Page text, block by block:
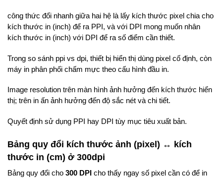
công thức đổi nhanh giữa hai hệ là lấy kích thước pixel chia cho
kích thước in (inch) để ra PPI, và với DPI mong muốn nhân
kích thước in (inch) với DPI để ra số điểm cần thiết.
Trong so sánh ppi vs dpi, thiết bị hiển thị dùng pixel cố định, còn
máy in phân phối chấm mực theo cấu hình đầu in.
Image resolution trên màn hình ảnh hưởng đến kích thước hiển
thị; trên in ấn ảnh hưởng đến độ sắc nét và chi tiết.
Quyết định sử dụng PPI hay DPI tùy mục tiêu xuất bản.
Bảng quy đổi kích thước ảnh (pixel) ↔ kích
thước in (cm) ở 300dpi
Bảng quy đổi cho 300 DPI cho thấy ngay số pixel cần có để in